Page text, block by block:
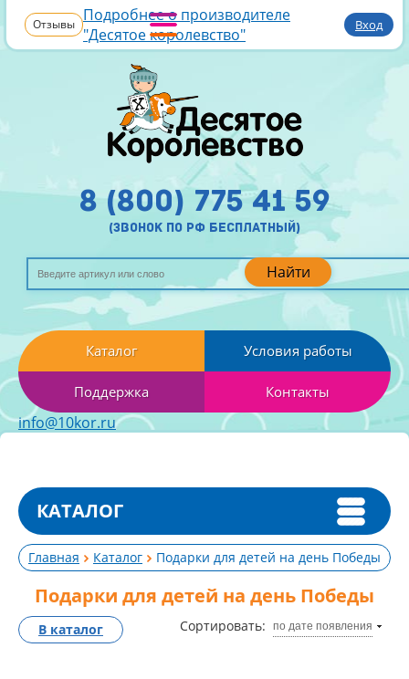
Отзывы Подробнее о производителе
"Десятое королевство"
Вход
Найти
8 (800) 775 41 59
(звонок по рф бесплатный)
Каталог Условия работы
Поддержка Контакты
info@10kor.ru
КАТАЛОГ
Главная Каталог Подарки для детей на день Победы
Подарки для детей на день Победы
Сортировать: по дате появления
В каталог